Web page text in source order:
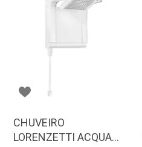
CHUVEIRO
LORENZETTI ACQUA